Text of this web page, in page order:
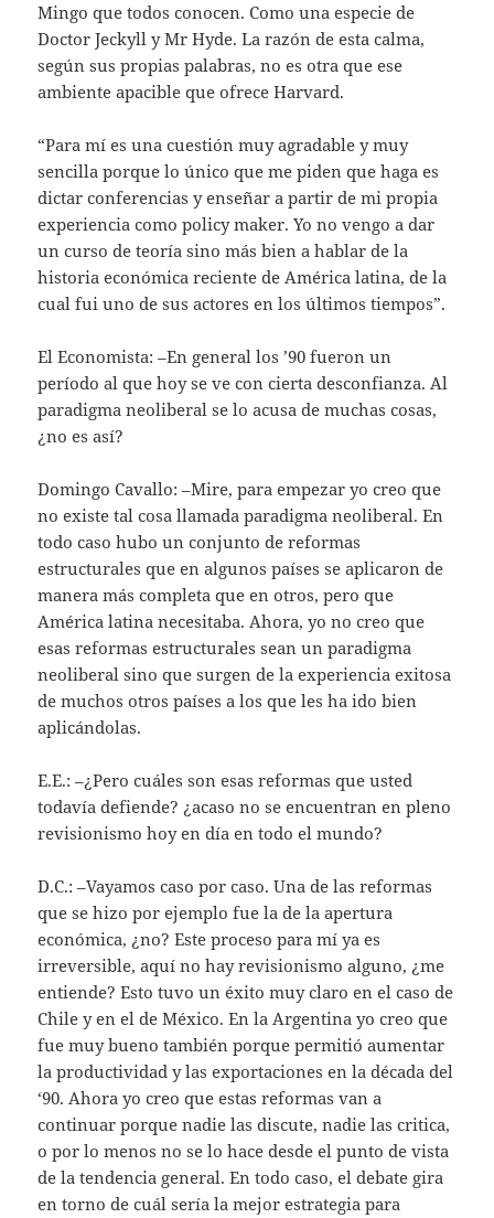
Mingo que todos conocen. Como una especie de
Doctor Jeckyll y Mr Hyde. La razón de esta calma,
según sus propias palabras, no es otra que ese
ambiente apacible que ofrece Harvard.
“Para mí es una cuestión muy agradable y muy
sencilla porque lo único que me piden que haga es
dictar conferencias y enseñar a partir de mi propia
experiencia como policy maker. Yo no vengo a dar
un curso de teoría sino más bien a hablar de la
historia económica reciente de América latina, de la
cual fui uno de sus actores en los últimos tiempos”.
El Economista: –En general los ’90 fueron un
período al que hoy se ve con cierta desconfianza. Al
paradigma neoliberal se lo acusa de muchas cosas,
¿no es así?
Domingo Cavallo: –Mire, para empezar yo creo que
no existe tal cosa llamada paradigma neoliberal. En
todo caso hubo un conjunto de reformas
estructurales que en algunos países se aplicaron de
manera más completa que en otros, pero que
América latina necesitaba. Ahora, yo no creo que
esas reformas estructurales sean un paradigma
neoliberal sino que surgen de la experiencia exitosa
de muchos otros países a los que les ha ido bien
aplicándolas.
E.E.: –¿Pero cuáles son esas reformas que usted
todavía defiende? ¿acaso no se encuentran en pleno
revisionismo hoy en día en todo el mundo?
D.C.: –Vayamos caso por caso. Una de las reformas
que se hizo por ejemplo fue la de la apertura
económica, ¿no? Este proceso para mí ya es
irreversible, aquí no hay revisionismo alguno, ¿me
entiende? Esto tuvo un éxito muy claro en el caso de
Chile y en el de México. En la Argentina yo creo que
fue muy bueno también porque permitió aumentar
la productividad y las exportaciones en la década del
‘90. Ahora yo creo que estas reformas van a
continuar porque nadie las discute, nadie las critica,
o por lo menos no se lo hace desde el punto de vista
de la tendencia general. En todo caso, el debate gira
en torno de cuál sería la mejor estrategia para